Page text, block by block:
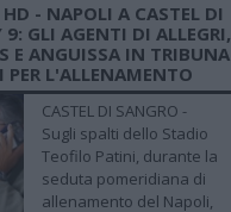
- NAPOLI A CASTEL DI
9: GLI AGENTI DI ALLEGRI,
E ANGUISSA IN TRIBUNA
PER L'ALLENAMENTO
CASTEL DI SANGRO -
Sugli spalti dello Stadio
Teofilo Patini, durante la
seduta pomeridiana di
allenamento del Napoli,